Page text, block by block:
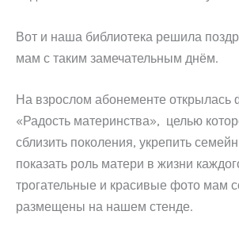
Вот и наша библиотека решила
мам с таким замечательным днём.
На взрослом абонементе открылась
«Радость материнства», целью
сблизить поколения, укрепить
показать роль матери в жизни
трогательные и красивые фото мам
размещены на нашем стенде.